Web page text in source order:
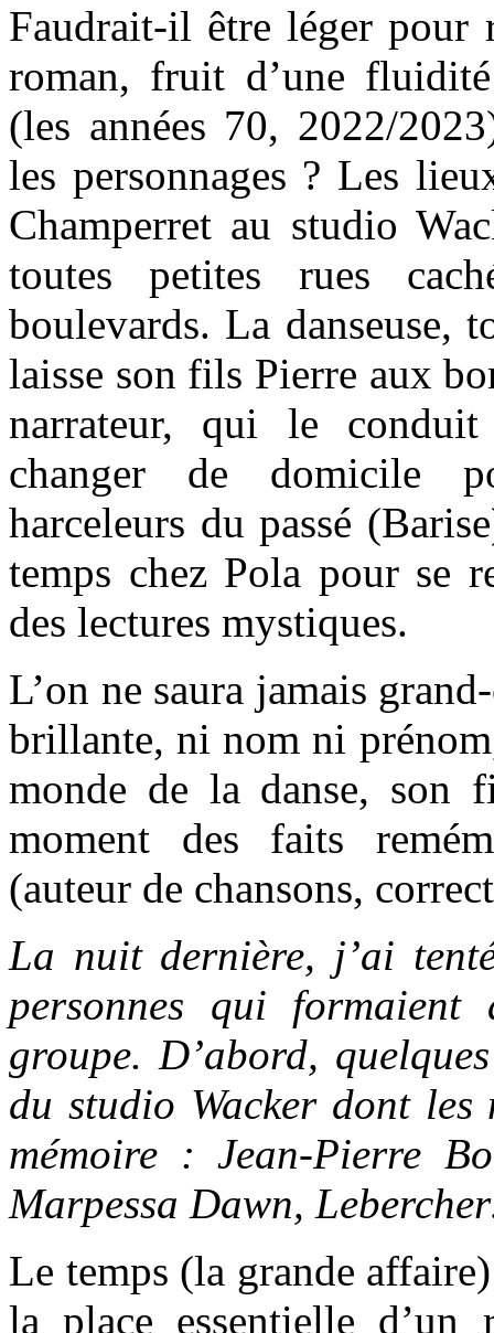
Faudrait-il être léger pour
roman, fruit d’une
(les années 70, 2022/
les personnages ? Les
Champerret au studio
toutes petites rues
boulevards. La danseuse,
laisse son fils Pierre aux
narrateur, qui le
changer de domicile
harceleurs du passé
temps chez Pola pour se
des lectures mystiques.
L’on ne saura jamais
brillante, ni nom ni
monde de la danse, son
moment des faits
(auteur de chansons,
La nuit dernière, j’ai
personnes qui
groupe. D’abord,
du studio Wacker dont les
mémoire : Jean-Pierre
Marpessa Dawn,
Le temps (la grande
la place essentielle